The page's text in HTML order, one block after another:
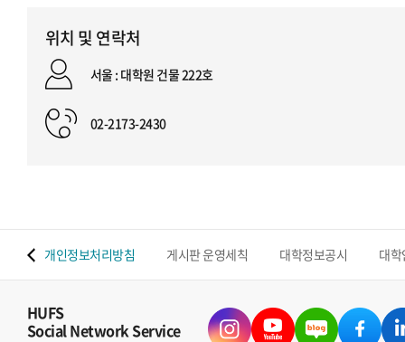
위치 및 연락처
서울 : 대학원 건물 222호
02-2173-2430
개인정보처리방침 게시판 운영세칙 대학정보공시 대
HUFS
Social Network Service